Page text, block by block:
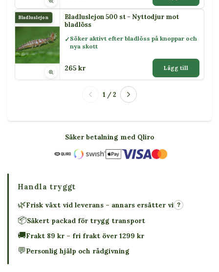
Bladluslejon
Bladluslejon 500 st - Nyttodjur mot
bladlöss
Söker aktivt efter bladlöss på knoppar och
nya skott
265 kr Lägg till
1 / 2
Säker betalning med Qliro
Handla tryggt
🌿Frisk växt vid leverans – annars ersätter vi ?
📦Säkert packad för trygg transport
🚚Frakt 89 kr – fri frakt över 1299 kr
💬Personlig hjälp och rådgivning